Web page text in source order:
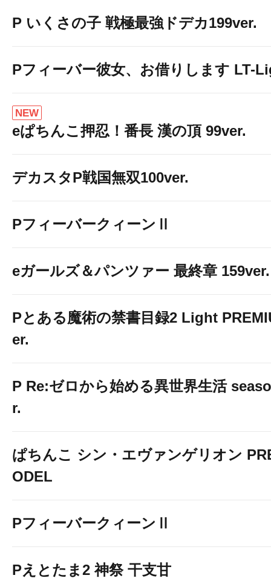
P いくさの子 戦極最強ドデカ199ver.
Pフィーバー彼女、お借りします LT-
NEW
eぱちんこ押忍！番長 漢の頂 99ver.
デカスタP戦国無双100ver.
PフィーバークィーンⅡ
eガールズ＆パンツァー 最終章 159ver.
Pとある魔術の禁書目録2 Light
er.
P Re:ゼロから始める異世界生活
r.
ぱちんこ シン・エヴァンゲリオン
ODEL
PフィーバークィーンⅡ
Pえとたま2 神祭 干支甘